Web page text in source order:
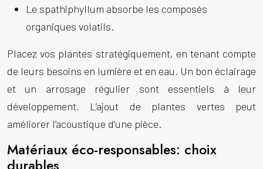
Le spathiphyllum absorbe les composés
organiques volatils.
Placez vos plantes stratégiquement, en tenant compte
de leurs besoins en lumière et en eau. Un bon éclairage
et un arrosage régulier sont essentiels à leur
développement. L’ajout de plantes vertes peut
améliorer l’acoustique d’une pièce.
Matériaux éco-responsables: choix